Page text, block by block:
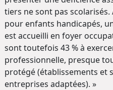
tiers ne sont pas
pour enfants handicapés,
est accueilli en foyer
sont toutefois 43 % à
professionnelle, presque
protégé (établissements et
entreprises adaptées). »